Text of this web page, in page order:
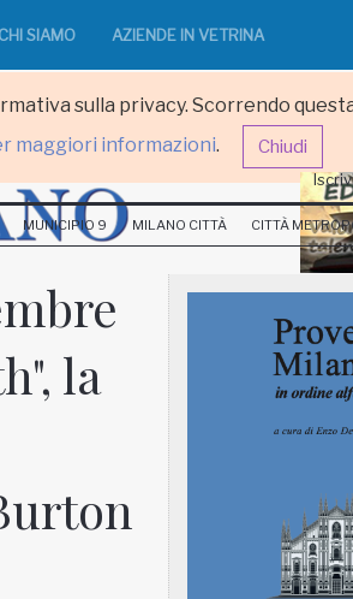
sulla privacy. Scorrendo
maggiori informazioni. Chiudi
CHI SIAMO AZIENDE IN VETRINA
MUNICIPIO 9 MILANO CITTÀ CITTÀ
la